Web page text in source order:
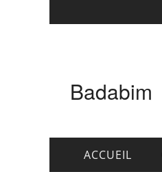
Badabim
ACCUEIL